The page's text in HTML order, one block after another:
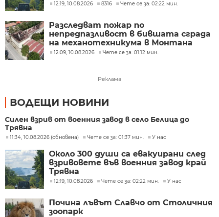
12:19, 10.08.2026 8316 Чете се за: 02:22 мин.
Разследват пожар по
непредпазливост в бившата сграда
на механотехникума в Монтана
12:09, 10.08.2026 Чете се за: 01:12 мин.
Реклама
ВОДЕЩИ НОВИНИ
Силен взрив от военния завод в село Белица до
Трявна
11:34, 10.08.2026 (обновена) Чете се за: 01:37 мин. У нас
Около 300 души са евакуирани след
взривовете във военния завод край
Трявна
12:19, 10.08.2026 Чете се за: 02:22 мин. У нас
Почина лъвът Славчо от Столичния
зоопарк